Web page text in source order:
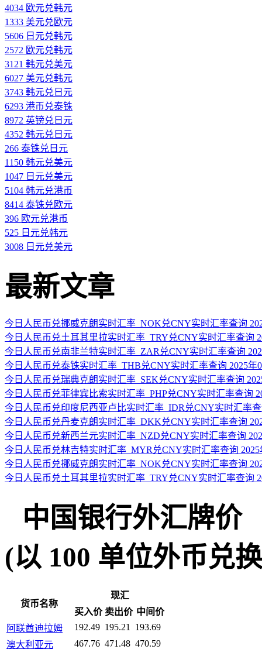
4034 欧元兑韩元
1333 美元兑欧元
5606 日元兑韩元
2572 欧元兑韩元
3121 韩元兑美元
6027 美元兑韩元
3743 韩元兑日元
6293 港币兑泰铢
8972 英镑兑日元
4352 韩元兑日元
266 泰铢兑日元
1150 韩元兑美元
1047 日元兑美元
5104 韩元兑港币
8414 泰铢兑欧元
396 欧元兑港币
525 日元兑韩元
3008 日元兑美元
最新文章
今日人民币兑挪威克朗实时汇率_NOK兑CNY实时汇率查询
今日人民币兑土耳其里拉实时汇率_TRY兑CNY实时汇率查询
今日人民币兑南非兰特实时汇率_ZAR兑CNY实时汇率查询
今日人民币兑泰铢实时汇率_THB兑CNY实时汇率查询 2025年
今日人民币兑瑞典克朗实时汇率_SEK兑CNY实时汇率查询
今日人民币兑菲律宾比索实时汇率_PHP兑CNY实时汇率查询
今日人民币兑印度尼西亚卢比实时汇率_IDR兑CNY实时汇率查
今日人民币兑丹麦克朗实时汇率_DKK兑CNY实时汇率查询
今日人民币兑新西兰元实时汇率_NZD兑CNY实时汇率查询
今日人民币兑林吉特实时汇率_MYR兑CNY实时汇率查询 2025
今日人民币兑挪威克朗实时汇率_NOK兑CNY实时汇率查询
今日人民币兑土耳其里拉实时汇率_TRY兑CNY实时汇率查询
中国银行外汇牌价
(以 100 单位外币兑
货币名称
现汇
买入价 卖出价 中间价
阿联酋迪拉姆
192.49 195.21
193.69
澳大利亚元
467.76 471.48 470.59